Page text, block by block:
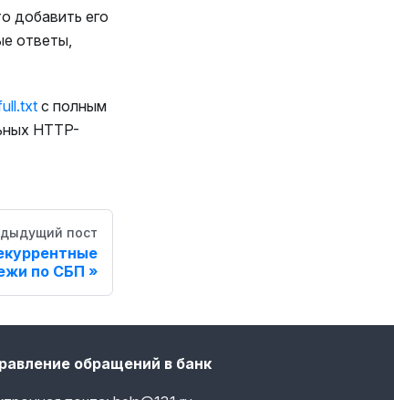
добавить его
ответы,
с полным
HTTP-
пост
по СБП
обращений в банк